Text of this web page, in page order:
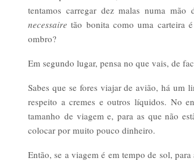
tentamos carregar dez malas numa
necessaire tão bonita como uma carteira
ombro?
Em segundo lugar, pensa no que vais, de
Sabes que se fores viajar de avião, há um
respeito a cremes e outros líquidos. No
tamanho de viagem e, para as que não
colocar por muito pouco dinheiro.
Então, se a viagem é em tempo de sol,